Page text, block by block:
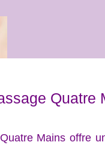
Quatre
Mains offre